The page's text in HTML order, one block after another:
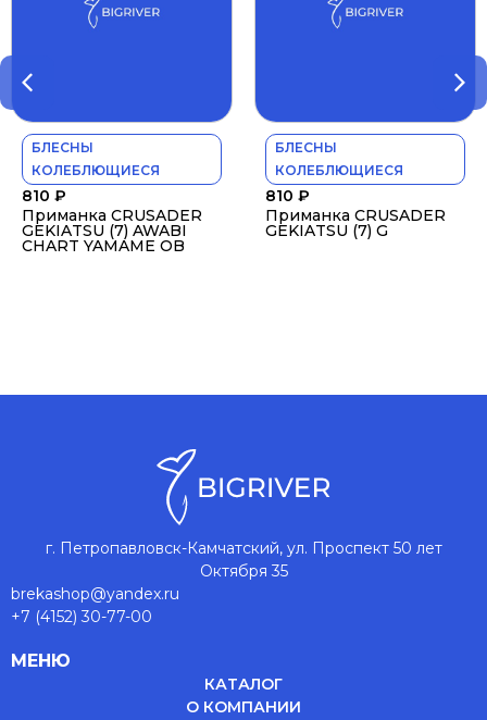
БЛЕСНЫ
КОЛЕБЛЮЩИЕСЯ
810 ₽
Приманка CRUSADER
GEKIATSU (7) AWABI
CHART YAMAME OB
БЛЕСНЫ
КОЛЕБЛЮЩИЕСЯ
810 ₽
Приманка CRUSADER
GEKIATSU (7) G
г. Петропавловск-Камчатский, ул. Проспект 50 лет
Октября 35
brekashop@yandex.ru
+7 (4152) 30-77-00
МЕНЮ
КАТАЛОГ
О КОМПАНИИ